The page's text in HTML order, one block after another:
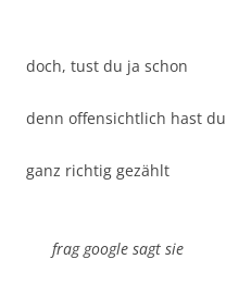
doch, tust du ja schon
denn offensichtlich hast du
ganz richtig gezählt
frag google sagt sie